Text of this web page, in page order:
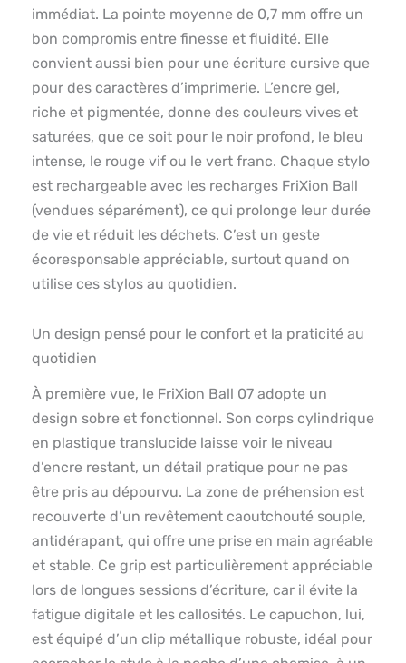
immédiat. La pointe moyenne de 0,7 mm offre un
bon compromis entre finesse et fluidité. Elle
convient aussi bien pour une écriture cursive que
pour des caractères d’imprimerie. L’encre gel,
riche et pigmentée, donne des couleurs vives et
saturées, que ce soit pour le noir profond, le bleu
intense, le rouge vif ou le vert franc. Chaque stylo
est rechargeable avec les recharges FriXion Ball
(vendues séparément), ce qui prolonge leur durée
de vie et réduit les déchets. C’est un geste
écoresponsable appréciable, surtout quand on
utilise ces stylos au quotidien.
Un design pensé pour le confort et la praticité au
quotidien
À première vue, le FriXion Ball 07 adopte un
design sobre et fonctionnel. Son corps cylindrique
en plastique translucide laisse voir le niveau
d’encre restant, un détail pratique pour ne pas
être pris au dépourvu. La zone de préhension est
recouverte d’un revêtement caoutchouté souple,
antidérapant, qui offre une prise en main agréable
et stable. Ce grip est particulièrement appréciable
lors de longues sessions d’écriture, car il évite la
fatigue digitale et les callosités. Le capuchon, lui,
est équipé d’un clip métallique robuste, idéal pour